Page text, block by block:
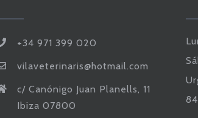
+34 971 399 020
vilaveterinaris@hotmail.com
c/ Canónigo Juan Planells, 11
Ibiza 07800